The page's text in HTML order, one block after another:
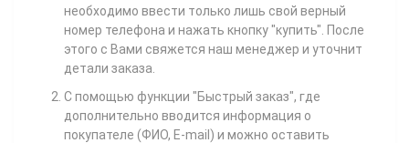
необходимо ввести только лишь свой верный
номер телефона и нажать кнопку "купить". После
этого с Вами свяжется наш менеджер и уточнит
детали заказа.
С помощью функции "Быстрый заказ", где
дополнительно вводится информация о
покупателе (ФИО, E-mail) и можно оставить